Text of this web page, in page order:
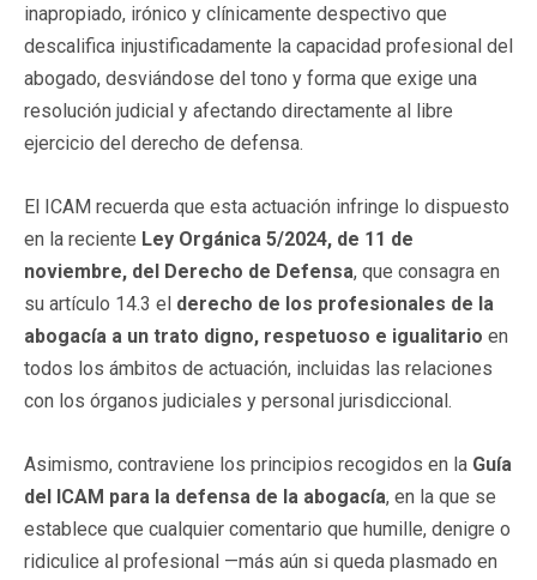
inapropiado, irónico y clínicamente despectivo que
descalifica injustificadamente la capacidad profesional del
abogado, desviándose del tono y forma que exige una
resolución judicial y afectando directamente al libre
ejercicio del derecho de defensa.
El ICAM recuerda que esta actuación infringe lo dispuesto
en la reciente Ley Orgánica 5/2024, de 11 de
noviembre, del Derecho de Defensa, que consagra en
su artículo 14.3 el derecho de los profesionales de la
abogacía a un trato digno, respetuoso e igualitario en
todos los ámbitos de actuación, incluidas las relaciones
con los órganos judiciales y personal jurisdiccional.
Asimismo, contraviene los principios recogidos en la Guía
del ICAM para la defensa de la abogacía, en la que se
establece que cualquier comentario que humille, denigre o
ridiculice al profesional —más aún si queda plasmado en